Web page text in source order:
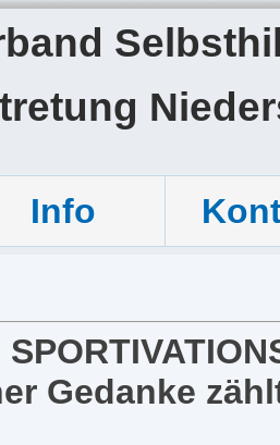
Info
Gedanke